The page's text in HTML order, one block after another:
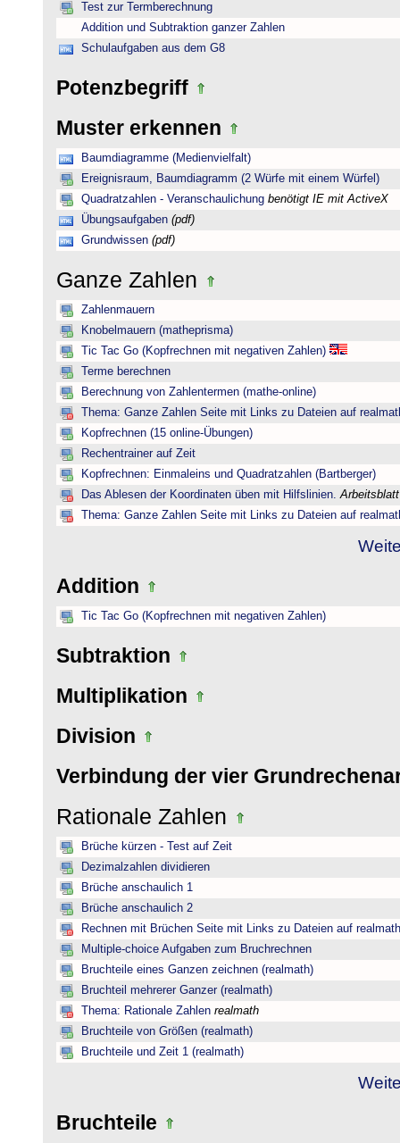
Test zur Termberechnung
Addition und Subtraktion ganzer Zahlen
Schulaufgaben aus dem G8
Potenzbegriff
Muster erkennen
Baumdiagramme (Medienvielfalt)
Ereignisraum, Baumdiagramm (2 Würfe mit einem Würfel)
Quadratzahlen - Veranschaulichung benötigt IE mit ActiveX
Übungsaufgaben (pdf)
Grundwissen (pdf)
Ganze Zahlen
Zahlenmauern
Knobelmauern (matheprisma)
Tic Tac Go (Kopfrechnen mit negativen Zahlen)
Terme berechnen
Berechnung von Zahlentermen (mathe-online)
Thema: Ganze Zahlen Seite mit Links zu Dateien auf
Kopfrechnen (15 online-Übungen)
Rechentrainer auf Zeit
Kopfrechnen: Einmaleins und Quadratzahlen (Bartberger)
Das Ablesen der Koordinaten üben mit Hilfslinien.
Thema: Ganze Zahlen Seite mit Links zu Dateien auf
Addition
Tic Tac Go (Kopfrechnen mit negativen Zahlen)
Subtraktion
Multiplikation
Division
Verbindung der vier
Rationale Zahlen
Brüche kürzen - Test auf Zeit
Dezimalzahlen dividieren
Brüche anschaulich 1
Brüche anschaulich 2
Rechnen mit Brüchen Seite mit Links zu Dateien auf
Multiple-choice Aufgaben zum Bruchrechnen
Bruchteile eines Ganzen zeichnen (realmath)
Bruchteil mehrerer Ganzer (realmath)
Thema: Rationale Zahlen realmath
Bruchteile von Größen (realmath)
Bruchteile und Zeit 1 (realmath)
Bruchteile